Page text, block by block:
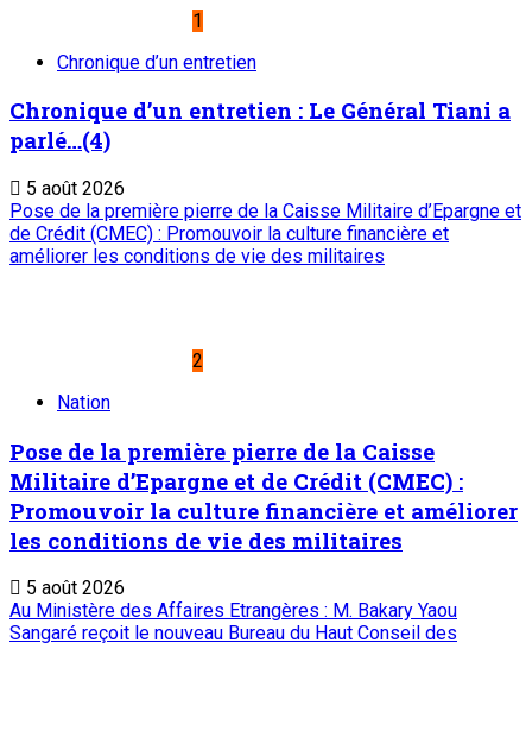
1
Chronique d’un entretien
Chronique d’un entretien : Le Général Tiani a
parlé…(4)
5 août 2026
Pose de la première pierre de la Caisse Militaire d’Epargne et
de Crédit (CMEC) : Promouvoir la culture financière et
améliorer les conditions de vie des militaires
2
Nation
Pose de la première pierre de la Caisse
Militaire d’Epargne et de Crédit (CMEC) :
Promouvoir la culture financière et améliorer
les conditions de vie des militaires
5 août 2026
Au Ministère des Affaires Etrangères : M. Bakary Yaou
Sangaré reçoit le nouveau Bureau du Haut Conseil des